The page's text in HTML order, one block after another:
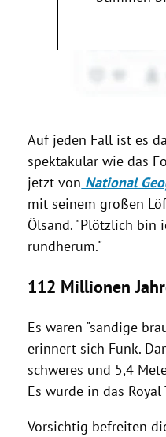
Auf jeden Fall ist es
spektakulär wie das
jetzt von National
mit seinem großen
Ölsand. "Plötzlich bin
rundherum."
112 Millionen
Es waren "sandige
erinnert sich Funk.
schweres und 5,4
Es wurde in das
Vorsichtig befreiten